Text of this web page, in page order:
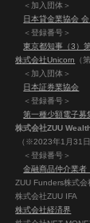
＜加入団体＞
日本貸金業協会
＜登録番号＞
東京都知事（3）
株式会社Unicorn
（
＜加入団体＞
日本証券業協会
＜登録番号＞
第一種少額電子
株式会社ZUU
（※2023年1月31日
＜登録番号＞
金融商品仲介業
ZUU Funders株式会
株式会社ZUU IFA
株式会社経済界